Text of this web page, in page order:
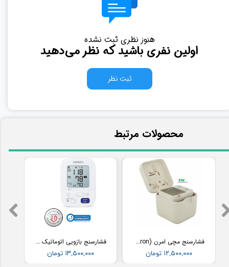
هنوز نظری ثبت نشده
اولین نفری باشید که نظر می‌دهید
ثبت نظر
فشارسنج بازویی اتوماتیک با کاف پهن امرن (OMRON) مدل M3
۱۳,۵۰۰,۰۰۰ تومان
فشارسنج مچی امرن (Omron) مدل RS2
۱۲,۵۰۰,۰۰۰ تومان
​محصولات مرتبط